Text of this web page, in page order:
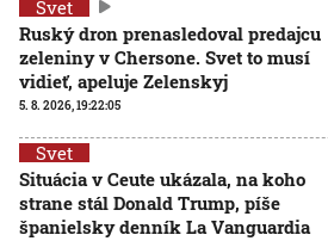
Svet
Ruský dron prenasledoval predajcu
zeleniny v Chersone. Svet to musí
vidieť, apeluje Zelenskyj
5. 8. 2026, 19:22:05
Svet
Situácia v Ceute ukázala, na koho
strane stál Donald Trump, píše
španielsky denník La Vanguardia